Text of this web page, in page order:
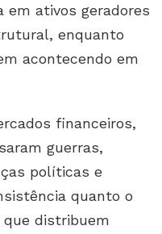
em ativos geradores
enquanto
acontecendo em
financeiros,
guerras,
políticas e
quanto o
distribuem